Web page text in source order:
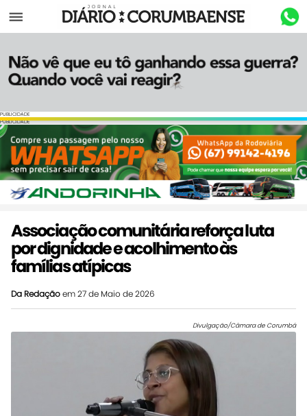
Menu
PUBLICIDADE
PUBLICIDADE
Associação comunitária reforça luta
por dignidade e acolhimento às
famílias atípicas
Da Redaçãoem 27 de Maio de 2026
Divulgação/Câmara de Corumbá